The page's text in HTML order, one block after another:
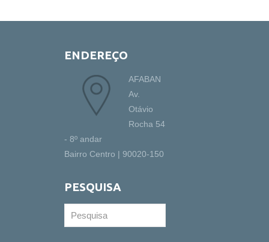
ENDEREÇO
AFABAN
Av.
Otávio
Rocha 54
- 8º andar
Bairro Centro | 90020-150
PESQUISA